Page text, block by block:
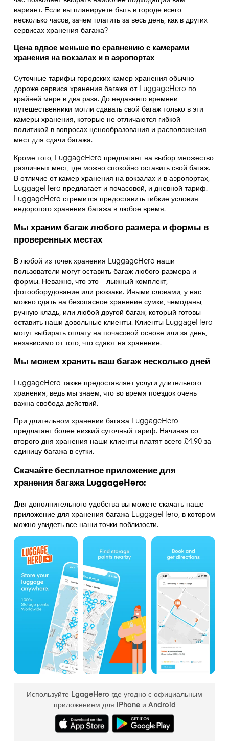
вариант. Если вы планируете быть в городе всего
несколько часов, зачем платить за весь день, как в других
сервисах хранения багажа?
Цена вдвое меньше по сравнению с камерами
хранения на вокзалах и в аэропортах
Суточные тарифы городских камер хранения обычно
дороже сервиса хранения багажа от LuggageHero по
крайней мере в два раза. До недавнего времени
путешественники могли сдавать свой багаж только в эти
камеры хранения, которые не отличаются гибкой
политикой в вопросах ценообразования и расположения
мест для сдачи багажа.
Кроме того, LuggageHero предлагает на выбор множество
различных мест, где можно спокойно оставить свой багаж.
В отличие от камер хранения на вокзалах и в аэропортах,
LuggageHero предлагает и почасовой, и дневной тариф.
LuggageHero стремится предоставить гибкие условия
недорогого хранения багажа в любое время.
Мы храним багаж любого размера и формы в
проверенных местах
В любой из точек хранения LuggageHero наши
пользователи могут оставить багаж любого размера и
формы. Неважно, что это – лыжный комплект,
фотооборудование или рюкзаки. Иными словами, у нас
можно сдать на безопасное хранение сумки, чемоданы,
ручную кладь, или любой другой багаж, который готовы
оставить наши довольные клиенты. Клиенты LuggageHero
могут выбирать оплату на почасовой основе или за день,
независимо от того, что сдают на хранение.
Мы можем хранить ваш багаж несколько дней
LuggageHero также предоставляет услуги длительного
хранения, ведь мы знаем, что во время поездок очень
важна свобода действий.
При длительном хранении багажа LuggageHero
предлагает более низкий суточный тариф. Начиная со
второго дня хранения наши клиенты платят всего £4.90 за
единицу багажа в сутки.
Скачайте бесплатное приложение для
хранения багажа LuggageHero:
Для дополнительного удобства вы можете скачать наше
приложение для хранения багажа LuggageHero, в котором
можно увидеть все наши точки поблизости.
Используйте LgageHero где угодно с официальным
приложением для iPhone и Android